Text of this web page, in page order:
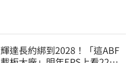
輝達長約綁到2028！「這ABF